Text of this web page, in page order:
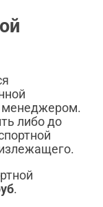
менеджером.
либо до
.